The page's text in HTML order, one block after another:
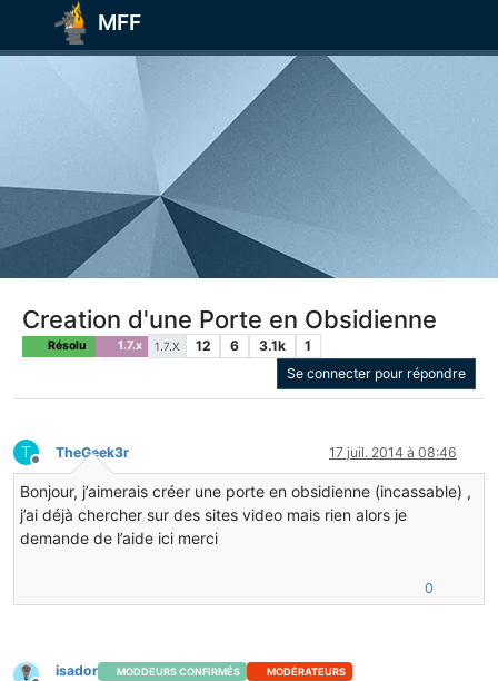
MFF
Creation d'une Porte en Obsidienne
Résolu 1.7.x 1.7.X 12 6 3.1k
1
Se connecter pour répondre
T
Hors-ligne
TheGeek3r 17 juil. 2014 à 08:46
Bonjour, j’aimerais créer une porte en obsidienne (incassable) ,
j’ai déjà chercher sur des sites video mais rien alors je
demande de l’aide ici merci
0
isador MODDEURS CONFIRMÉS MODÉRATEURS